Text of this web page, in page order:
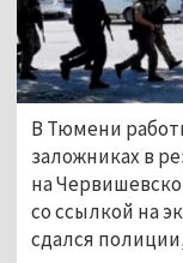
В Тюмени
заложниках в
на
со ссылкой на
сдался